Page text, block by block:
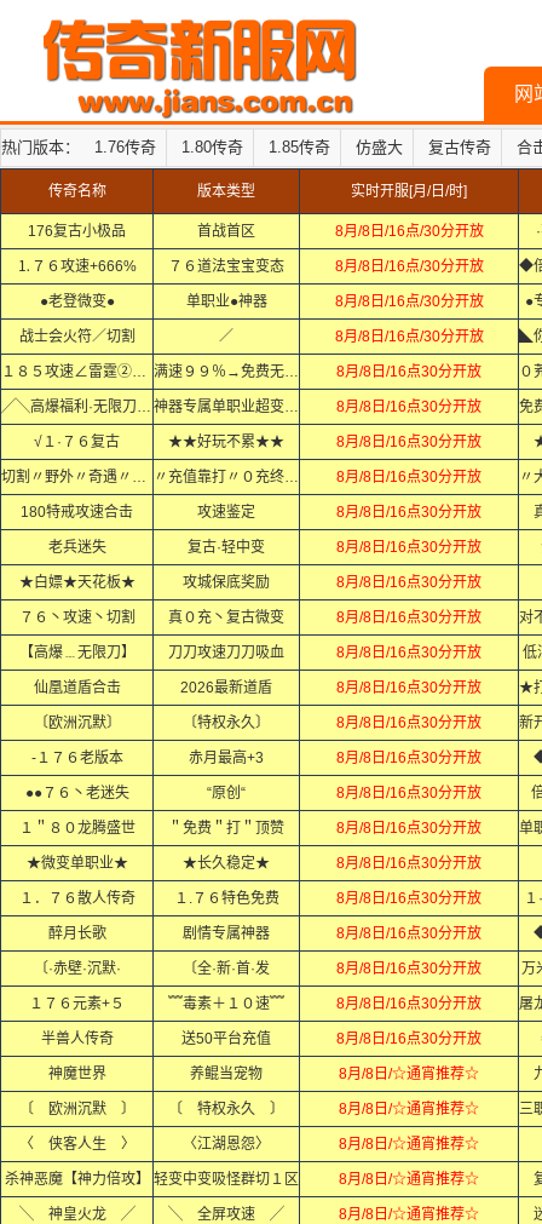
网
热门版本： 1.76传奇 1.80传奇 1.85传奇 仿盛大 复古传奇 合
传奇名称 版本类型 实时开服[月/日/时]
176复古小极品 首战首区 8月/8日/16点/30分开放
⒈７６攻速+666% ７６道法宝宝变态 8月/8日/16点/30分开放
●老登微变● 单职业●神器 8月/8日/16点/30分开放 ●
战士会火符／切割 ／ 8月/8日/16点/30分开放
１８５攻速∠雷霆②合① 满速９９％→免费无限刀 8月/8日/16点30分开放
╱╲高爆福利·无限刀╱╲ 神器专属单职业超变迷失中变 8月/8日/16点30分开放
√１·７６复古 ★★好玩不累★★ 8月/8日/16点30分开放
切割〃野外〃奇遇〃秘境 〃充值靠打〃０充终极〃 8月/8日/16点30分开放
180特戒攻速合击 攻速鉴定 8月/8日/16点30分开放
老兵迷失 复古·轻中变 8月/8日/16点30分开放
★白嫖★天花板★ 攻城保底奖励 8月/8日/16点30分开放
７６丶攻速丶切割 真０充丶复古微变 8月/8日/16点30分开放
【高爆﹍无限刀】 刀刀攻速刀刀吸血 8月/8日/16点30分开放 低
仙凰道盾合击 2026最新道盾 8月/8日/16点30分开放
〔欧洲沉默〕 〔特权永久〕 8月/8日/16点30分开放
-１７６老版本 赤月最高+3 8月/8日/16点30分开放
●●７６丶老迷失 “原创“ 8月/8日/16点30分开放
１＂８０龙腾盛世 ＂免费＂打＂顶赞 8月/8日/16点30分开放
★微变单职业★ ★长久稳定★ 8月/8日/16点30分开放
１．７６散人传奇 １.７６特色免费 8月/8日/16点30分开放
醉月长歌 剧情专属神器 8月/8日/16点30分开放
〔·赤壁·沉默· 〔全·新·首·发 8月/8日/16点30分开放 万
１７６元素+５ ﹌毒素＋１０速﹌ 8月/8日/16点30分开放
半兽人传奇 送50平台充值 8月/8日/16点30分开放
神魔世界 养鲲当宠物 8月/8日/☆通宵推荐☆
〔 欧洲沉默 〕 〔 特权永久 〕 8月/8日/☆通宵推荐☆
〈 侠客人生 〉 〈江湖恩怨〉 8月/8日/☆通宵推荐☆
杀神恶魔【神力倍攻】 轻变中变吸怪群切１区 8月/8日/☆通宵推荐☆
╲ 神皇火龙 ╱ ╲ 全屏攻速 ╱ 8月/8日/☆通宵推荐☆